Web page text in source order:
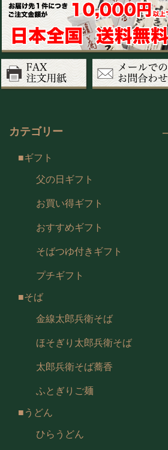
カテゴリー
ギフト
父の日ギフト
お買い得ギフト
おすすめギフト
そばつゆ付きギフト
プチギフト
そば
金線太郎兵衛そば
ほそぎり太郎兵衛そば
太郎兵衛そば蕎香
ふとぎりご麺
うどん
ひらうどん